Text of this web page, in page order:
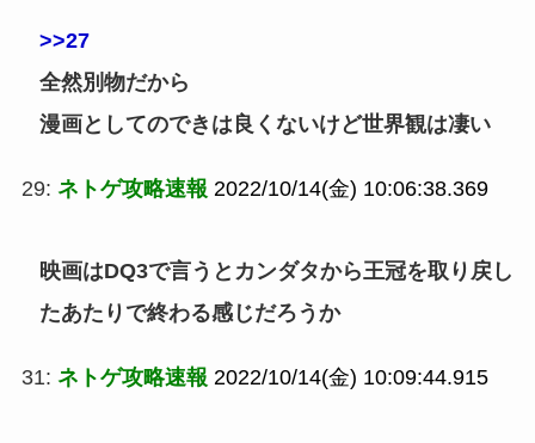
>>27
全然別物だから
漫画としてのできは良くないけど世界観は凄い
29: ネトゲ攻略速報 2022/10/14(金) 10:06:38.369
映画はDQ3で言うとカンダタから王冠を取り戻し
たあたりで終わる感じだろうか
31: ネトゲ攻略速報 2022/10/14(金) 10:09:44.915